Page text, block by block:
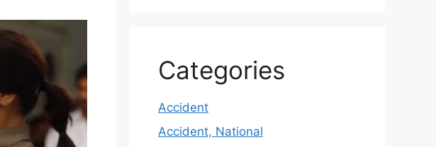
Categories
Accident
Accident, National